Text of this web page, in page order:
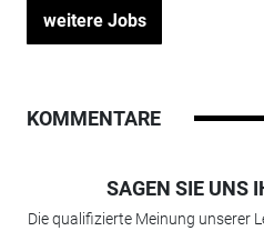
weitere Jobs
KOMMENTARE
SAGEN SIE UNS
Die qualifizierte Meinung unserer